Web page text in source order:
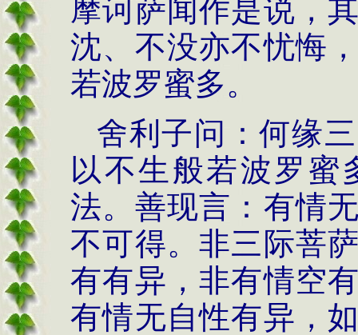
摩诃萨闻作是说，
沈、不没亦不忧悔
若波罗蜜多。
舍利子问：何缘
以不生般若波罗蜜
法。善现言：有情
不可得。非三际菩
有有异，非有情空
有情无自性有异，